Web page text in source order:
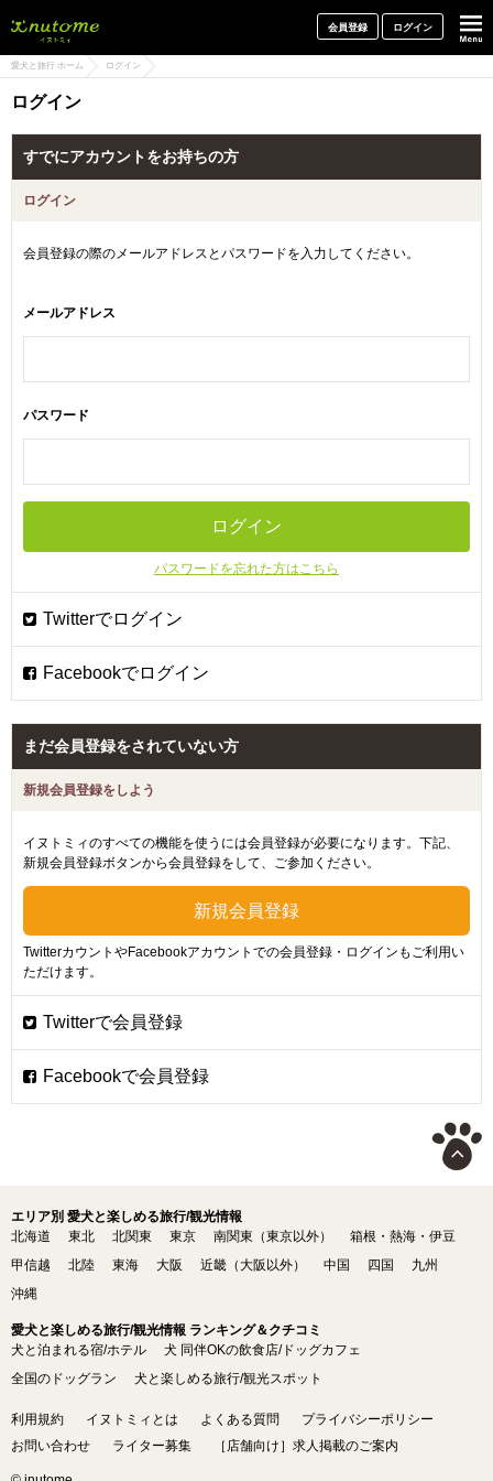
会員登録 ログイン
愛犬と旅行 ホーム ログイン
ログイン
すでにアカウントをお持ちの方
ログイン
会員登録の際のメールアドレスとパスワードを入力してください。
メールアドレス
パスワード
パスワードを忘れた方はこちら
まだ会員登録をされていない方
新規会員登録をしよう
イヌトミィのすべての機能を使うには会員登録が必要になります。下記、
新規会員登録ボタンから会員登録をして、ご参加ください。
TwitterカウントやFacebookアカウントでの会員登録・ログインもご利用い
ただけます。
エリア別 愛犬と楽しめる旅行/観光情報
北海道
東北 北関東 東京 南関東（東京以外）
箱根・熱海・伊豆
甲信越
北陸 東海 大阪 近畿（大阪以外） 中国 四国
九州
沖縄
愛犬と楽しめる旅行/観光情報 ランキング＆クチコミ
犬と泊まれる宿/ホテル
犬 同伴OKの飲食店/ドッグカフェ
全国のドッグラン
犬と楽しめる旅行/観光スポット
利用規約 イヌトミィとは よくある質問
プライバシーポリシー
お問い合わせ
ライター募集 ［店舗向け］求人掲載のご案内